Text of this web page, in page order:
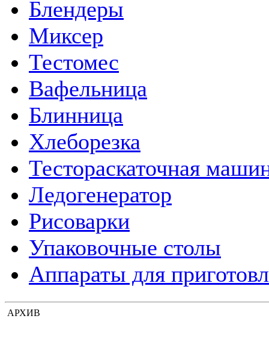
Блендеры
Миксер
Тестомес
Вафельница
Блинница
Хлеборезка
Тестораскаточная
Ледогенератор
Рисоварки
Упаковочные столы
Аппараты для
АРХИВ